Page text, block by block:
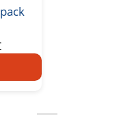
Det
nuvarande
priset